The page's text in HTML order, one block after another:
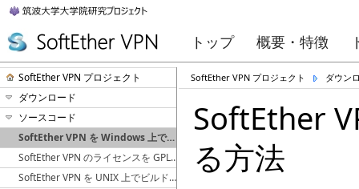
トップ 概要・特徴
SoftEther VPN プロジェクト
ダウンロード
ソースコード
SoftEther VPN を Windows 上でビルドする方法
SoftEther VPN のライセンスを GPLv2 から Apache License 2.0 へ変更したことの宣言書 (日本語版)
SoftEther VPN を UNIX 上でビルドする方法
SoftEther VPN プロジェクト ダウン
SoftEther
る方法